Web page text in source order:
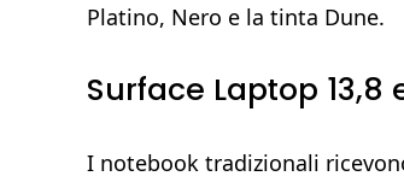
Platino, Nero e la tinta Dune.
Surface Laptop
I notebook tradizionali